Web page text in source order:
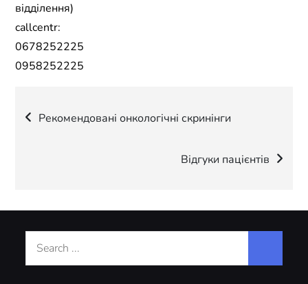
відділення)
callcentr:
0678252225
0958252225
Навігація
Рекомендовані онкологічні скринінги
Відгуки пацієнтів
Search